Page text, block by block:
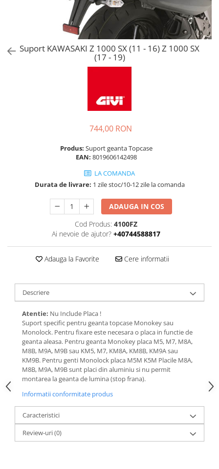
Suport KAWASAKI Z 1000 SX (11 - 16) Z 1000 SX
(17 - 19)
744,00 RON
Produs: Suport geanta Topcase
EAN: 8019606142498
LA COMANDA
Durata de livrare: 1 zile stoc/10-12 zile la comanda
ADAUGA IN COS
Cod Produs: 4100FZ
Ai nevoie de ajutor? +40744588817
Adauga la Favorite Cere informatii
Descriere
Atentie: Nu Include Placa !
Suport specific pentru geanta topcase Monokey sau
Monolock. Pentru fixare este necesara o placa in functie de
geanta aleasa. Pentru geanta Monokey placa M5, M7, M8A,
M8B, M9A, M9B sau KM5, M7, KM8A, KM8B, KM9A sau
KM9B. Pentru genti Monolock placa M5M K5M Placile M8A,
M8B, M9A, M9B sunt placi din aluminiu si nu permit
montarea la geanta de lumina (stop frana).
Informatii conformitate produs
Caracteristici
Review-uri(0)